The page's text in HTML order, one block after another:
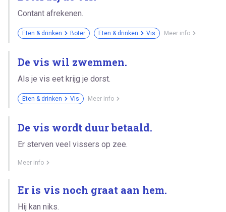
Contant afrekenen.
Eten & drinken Boter Eten & drinken Vis Meer info
De vis wil zwemmen.
Als je vis eet krijg je dorst.
Eten & drinken Vis Meer info
De vis wordt duur betaald.
Er sterven veel vissers op zee.
Meer info
Er is vis noch graat aan hem.
Hij kan niks.